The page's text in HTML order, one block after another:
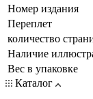
Номер издания
Переплет
количество
Наличие
Вес в упаковке
Каталог